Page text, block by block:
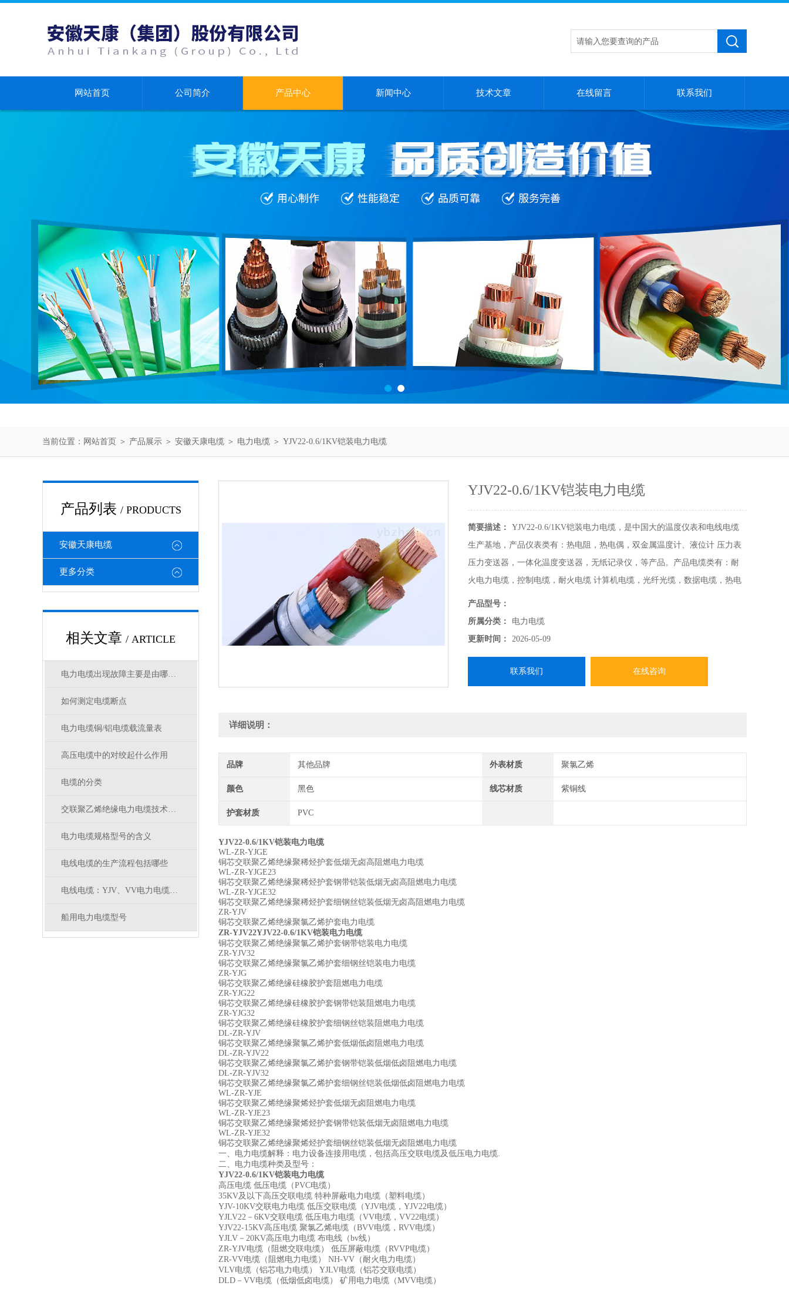
网站首页 公司简介 产品中心 新闻中心 技术文章 在线留言 联系我们
当前位置： 网站首页 ＞ 产品展示 ＞ 安徽天康电缆 ＞ 电力电缆 ＞ YJV22-0.6/1KV铠装电力电缆
产品列表 / PRODUCTS
安徽天康电缆
更多分类
相关文章 / ARTICLE
电力电缆出现故障主要是由哪几方面原因造成
如何测定电缆断点
电力电缆铜/铝电缆载流量表
高压电缆中的对绞起什么作用
电缆的分类
交联聚乙烯绝缘电力电缆技术参数
电力电缆规格型号的含义
电线电缆的生产流程包括哪些
电线电缆：YJV、VV电力电缆有什么区别
船用电力电缆型号
YJV22-0.6/1KV铠装电力电缆
简要描述：
YJV22-0.6/1KV铠装电力电缆，是中国大的温度仪表和电线电缆
生产基地，产品仪表类有：热电阻，热电偶，双金属温度计、液位计 压力表
压力变送器，一体化温度变送器，无纸记录仪，等产品。产品电缆类有：耐
火电力电缆，控制电缆，耐火电缆 计算机电缆，光纤光缆，数据电缆，热电
偶补偿导线，等产品。
产品型号：
所属分类：
电力电缆
更新时间：
2026-05-09
联系我们 在线咨询
详细说明：
品牌 其他品牌 外表材质 聚氯乙烯
颜色 黑色 线芯材质 紫铜线
护套材质 PVC
YJV22-0.6/1KV铠装电力电缆
WL-ZR-YJGE
铜芯交联聚乙烯绝缘聚稀烃护套低烟无卤高阻燃电力电缆
WL-ZR-YJGE23
铜芯交联聚乙烯绝缘聚稀烃护套钢带铠装低烟无卤高阻燃电力电缆
WL-ZR-YJGE32
铜芯交联聚乙烯绝缘聚稀烃护套细钢丝铠装低烟无卤高阻燃电力电缆
ZR-YJV
铜芯交联聚乙烯绝缘聚氯乙烯护套电力电缆
ZR-YJV22YJV22-0.6/1KV铠装电力电缆
铜芯交联聚乙烯绝缘聚氯乙烯护套钢带铠装电力电缆
ZR-YJV32
铜芯交联聚乙烯绝缘聚氯乙烯护套细钢丝铠装电力电缆
ZR-YJG
铜芯交联聚乙烯绝缘硅橡胶护套阻燃电力电缆
ZR-YJG22
铜芯交联聚乙烯绝缘硅橡胶护套钢带铠装阻燃电力电缆
ZR-YJG32
铜芯交联聚乙烯绝缘硅橡胶护套细钢丝铠装阻燃电力电缆
DL-ZR-YJV
铜芯交联聚乙烯绝缘聚氯乙烯护套低烟低卤阻燃电力电缆
DL-ZR-YJV22
铜芯交联聚乙烯绝缘聚氯乙烯护套钢带铠装低烟低卤阻燃电力电缆
DL-ZR-YJV32
铜芯交联聚乙烯绝缘聚氯乙烯护套细钢丝铠装低烟低卤阻燃电力电缆
WL-ZR-YJE
铜芯交联聚乙烯绝缘聚烯烃护套低烟无卤阻燃电力电缆
WL-ZR-YJE23
铜芯交联聚乙烯绝缘聚烯烃护套钢带铠装低烟无卤阻燃电力电缆
WL-ZR-YJE32
铜芯交联聚乙烯绝缘聚烯烃护套细钢丝铠装低烟无卤阻燃电力电缆
一、电力电缆解释：电力设备连接用电缆，包括高压交联电缆及低压电力电缆.
二、电力电缆种类及型号：
YJV22-0.6/1KV铠装电力电缆
高压电缆 低压电缆（PVC电缆）
35KV及以下高压交联电缆 特种屏蔽电力电缆（塑料电缆）
YJV-10KV交联电力电缆 低压交联电缆（YJV电缆，YJV22电缆）
YJLV22－6KV交联电缆 低压电力电缆（VV电缆，VV22电缆）
YJV22-15KV高压电缆 聚氯乙烯电缆（BVV电缆，RVV电缆）
YJLV－20KV高压电力电缆 布电线（bv线）
ZR-YJV电缆（阻燃交联电缆） 低压屏蔽电缆（RVVP电缆）
ZR-VV电缆（阻燃电力电缆） NH-VV（耐火电力电缆）
VLV电缆（铝芯电力电缆） YJLV电缆（铝芯交联电缆）
DLD－VV电缆（低烟低卤电缆） 矿用电力电缆（MVV电缆）